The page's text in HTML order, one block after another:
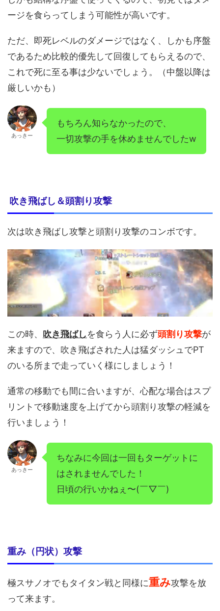
ージを食らってしまう可能性が高いです。
ただ、即死レベルのダメージではなく、しかも序盤
であるため比較的優先して回復してもらえるので、
これで死に至る事は少ないでしょう。（中盤以降は
厳しいかも）
あっきー
もちろん知らなかったので、
一切攻撃の手を休めませんでしたw
吹き飛ばし＆頭割り攻撃
次は吹き飛ばし攻撃と頭割り攻撃のコンボです。
この時、 吹き飛ばしを食らう人に必ず頭割り攻撃が
来ますので、吹き飛ばされた人は猛ダッシュでPT
のいる所まで走っていく様にしましょう！
通常の移動でも間に合いますが、心配な場合はスプ
リントで移動速度を上げてから頭割り攻撃の軽減を
行いましょう！
あっきー
ちなみに今回は一回もターゲットに
はされませんでした！
日頃の行いかねぇ〜(￣▽￣)
重み（円状）攻撃
極スサノオでもタイタン戦と同様に重み攻撃を放
って来ます。